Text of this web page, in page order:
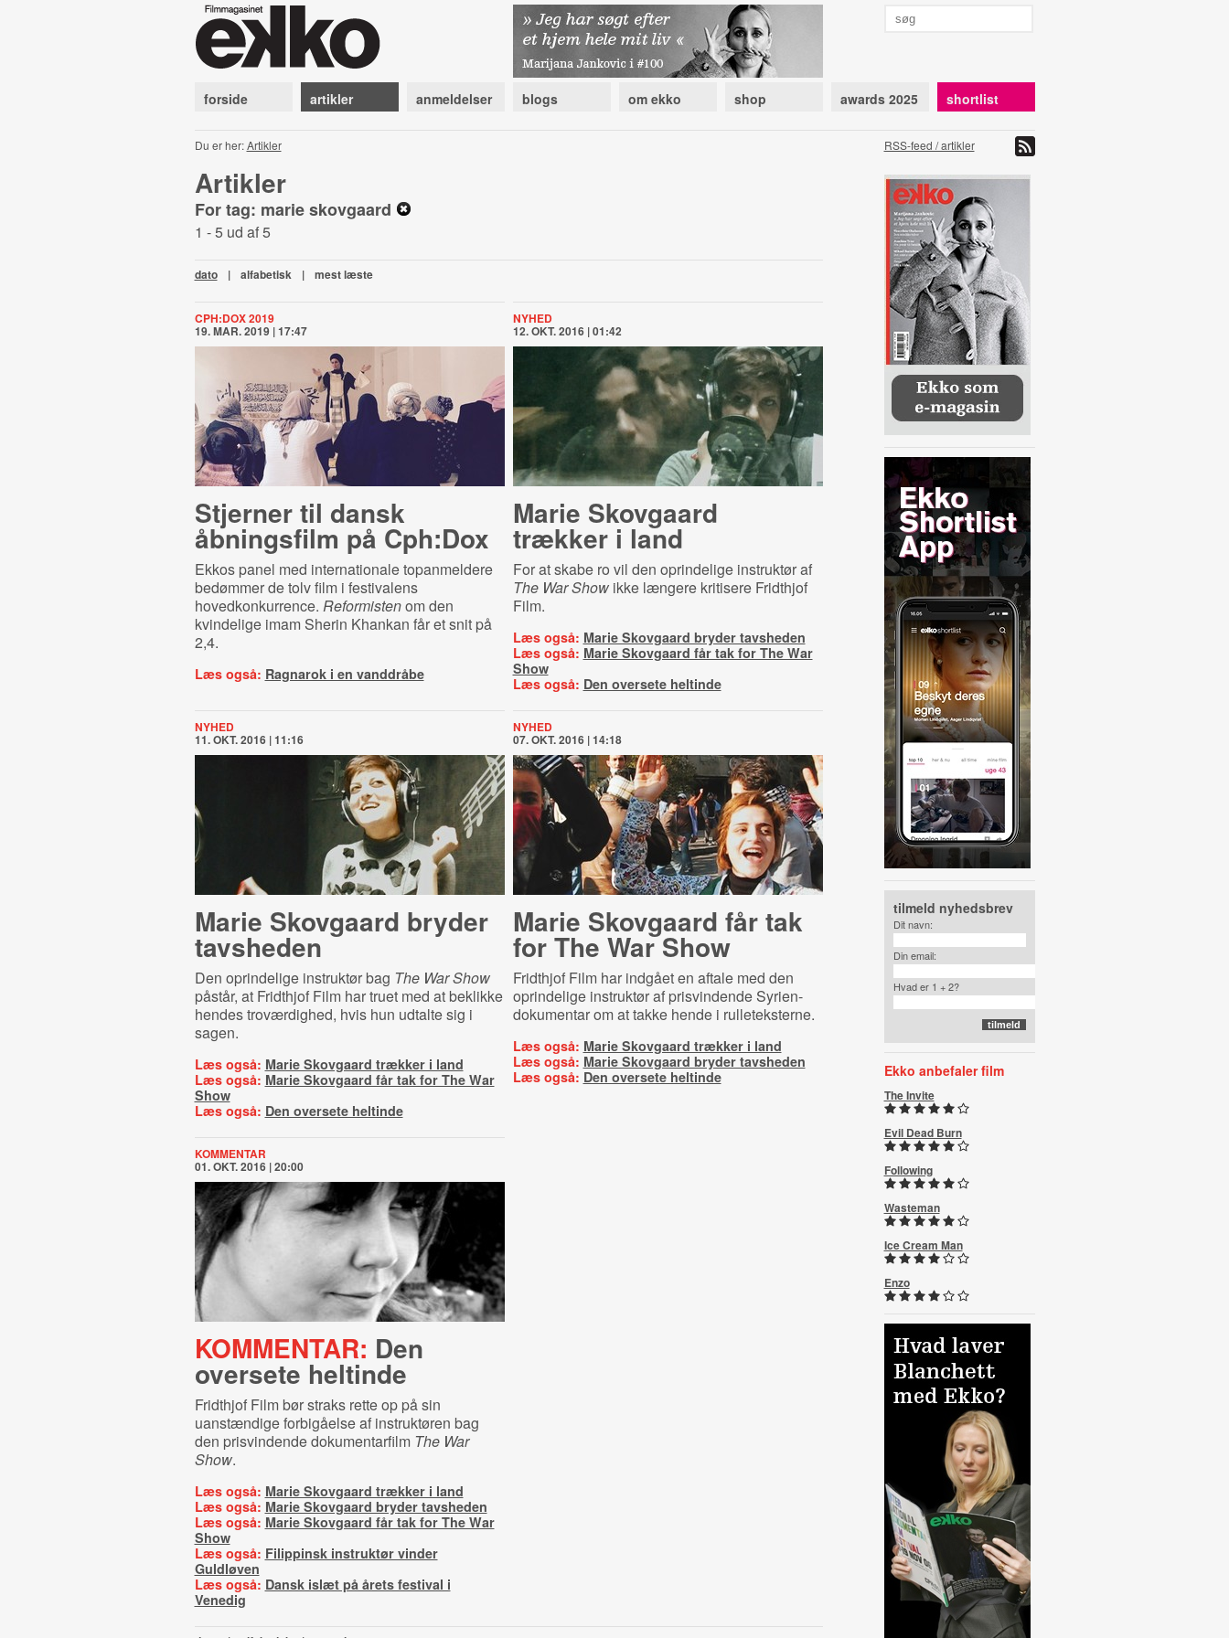
forside artikler anmeldelser blogs om ekko shop awards 2025 shortlist
Du er her:Artikler RSS-feed / artikler
Artikler
For tag: marie skovgaard
1 - 5 ud af 5
dato | alfabetisk | mest læste
CPH:DOX 2019
19. MAR. 2019 | 17:47
Stjerner til dansk
åbningsfilm på Cph:Dox
Ekkos panel med internationale topanmeldere
bedømmer de tolv film i festivalens
hovedkonkurrence. Reformistenom den
kvindelige imam Sherin Khankan får et snit på
2,4.
Læs også: Ragnarok i en vanddråbe
NYHED
12. OKT. 2016 | 01:42
Marie Skovgaard
trækker i land
For at skabe ro vil den oprindelige instruktør af
The War Showikke længere kritisere Fridthjof
Film.
Læs også: Marie Skovgaard bryder tavsheden
Læs også: Marie Skovgaard får tak for The War
Show
Læs også: Den oversete heltinde
NYHED
11. OKT. 2016 | 11:16
Marie Skovgaard bryder
tavsheden
Den oprindelige instruktør bag The War Show
påstår, at Fridthjof Film har truet med at beklikke
hendes troværdighed, hvis hun udtalte sig i
sagen.
Læs også: Marie Skovgaard trækker i land
Læs også: Marie Skovgaard får tak for The War
Show
Læs også: Den oversete heltinde
NYHED
07. OKT. 2016 | 14:18
Marie Skovgaard får tak
for The War Show
Fridthjof Film har indgået en aftale med den
oprindelige instruktør af prisvindende Syrien-
dokumentar om at takke hende i rulleteksterne.
Læs også: Marie Skovgaard trækker i land
Læs også: Marie Skovgaard bryder tavsheden
Læs også: Den oversete heltinde
KOMMENTAR
01. OKT. 2016 | 20:00
KOMMENTAR: Den
oversete heltinde
Fridthjof Film bør straks rette op på sin
uanstændige forbigåelse af instruktøren bag
den prisvindende dokumentarfilm The War
Show.
Læs også: Marie Skovgaard trækker i land
Læs også: Marie Skovgaard bryder tavsheden
Læs også: Marie Skovgaard får tak for The War
Show
Læs også: Filippinsk instruktør vinder
Guldløven
Læs også: Dansk islæt på årets festival i
Venedig
tilmeld nyhedsbrev
Dit navn:
Din email:
Hvad er 1 + 2?
Ekko anbefaler film
The Invite
Evil Dead Burn
Following
Wasteman
Ice Cream Man
Enzo